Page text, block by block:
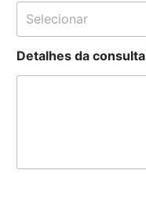
Selecionar
Detalhes da consulta